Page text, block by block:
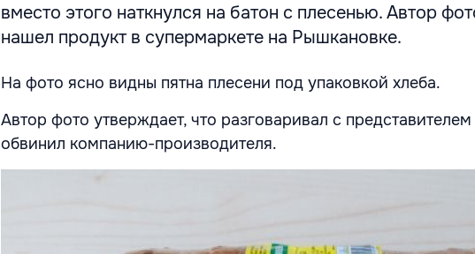
вместо этого наткнулся на батон с плесенью. Автор
нашел продукт в супермаркете на Рышкановке.
На фото ясно видны пятна плесени под упаковкой хлеба.
Автор фото утверждает, что разговаривал с
обвинил компанию-производителя.